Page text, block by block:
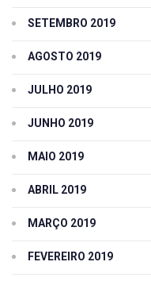
SETEMBRO 2019
AGOSTO 2019
JULHO 2019
JUNHO 2019
MAIO 2019
ABRIL 2019
MARÇO 2019
FEVEREIRO 2019